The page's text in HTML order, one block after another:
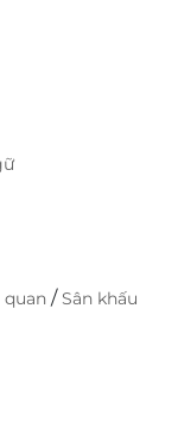
/Sân khấu